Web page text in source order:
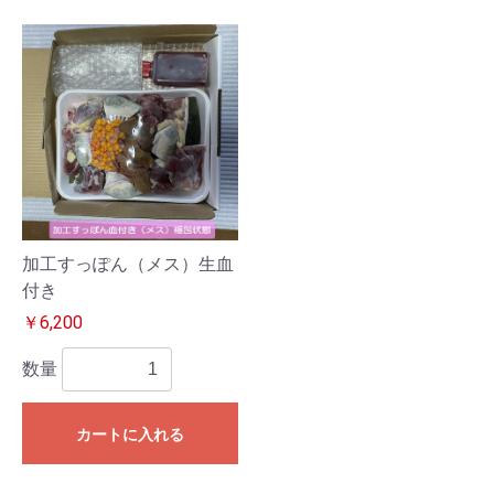
加工すっぽん（メス）生血
付き
￥6,200
数量
カートに入れる